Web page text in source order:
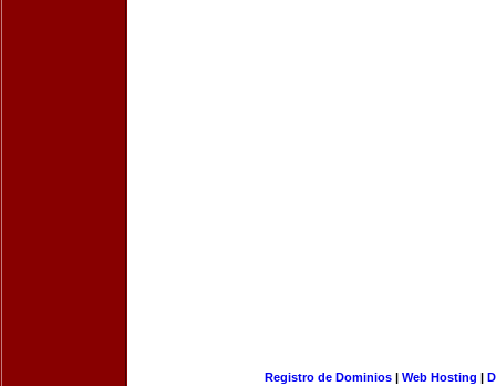
Registro de Dominios| Web Hosting |